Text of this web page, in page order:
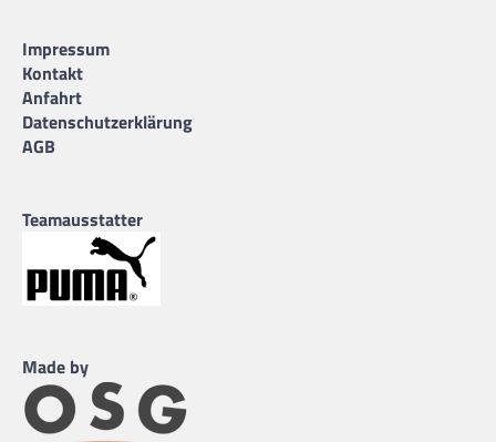
Impressum
Kontakt
Anfahrt
Datenschutzerklärung
AGB
Teamausstatter
Made by